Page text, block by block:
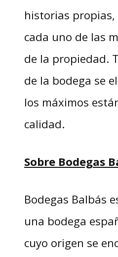
historias
cada uno de las
de la propiedad.
de la bodega se
los máximos
calidad.
Sobre Bodegas
Bodegas Balbás
una bodega
cuyo origen se